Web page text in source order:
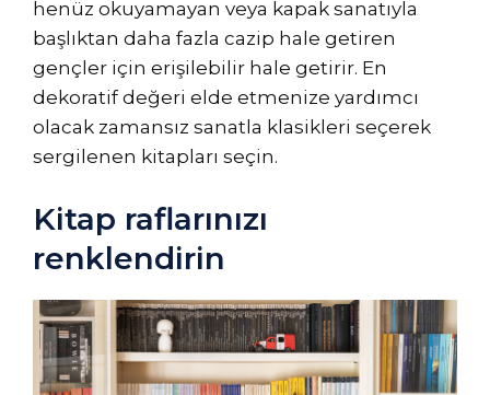
henüz okuyamayan veya kapak sanatıyla
başlıktan daha fazla cazip hale getiren
gençler için erişilebilir hale getirir. En
dekoratif değeri elde etmenize yardımcı
olacak zamansız sanatla klasikleri seçerek
sergilenen kitapları seçin.
Kitap raflarınızı
renklendirin